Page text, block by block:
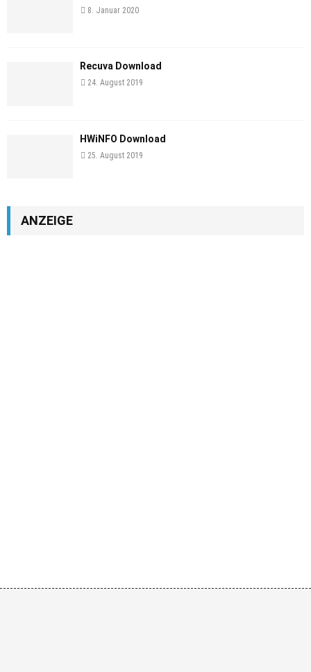
8. Januar 2020
Recuva Download
24. August 2019
HWiNFO Download
25. August 2019
ANZEIGE